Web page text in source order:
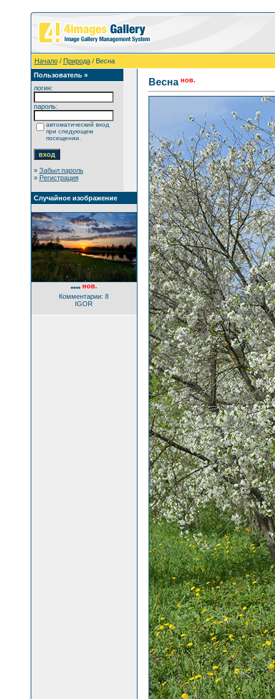
Начало/ Природа/ Весна
Пользователь »
логин:
пароль:
автоматический вход
при следующем
посещении.
» Забыл пароль
» Регистрация
Случайное изображение
**** нов.
Комментарии: 8
IGOR
Весна нов.